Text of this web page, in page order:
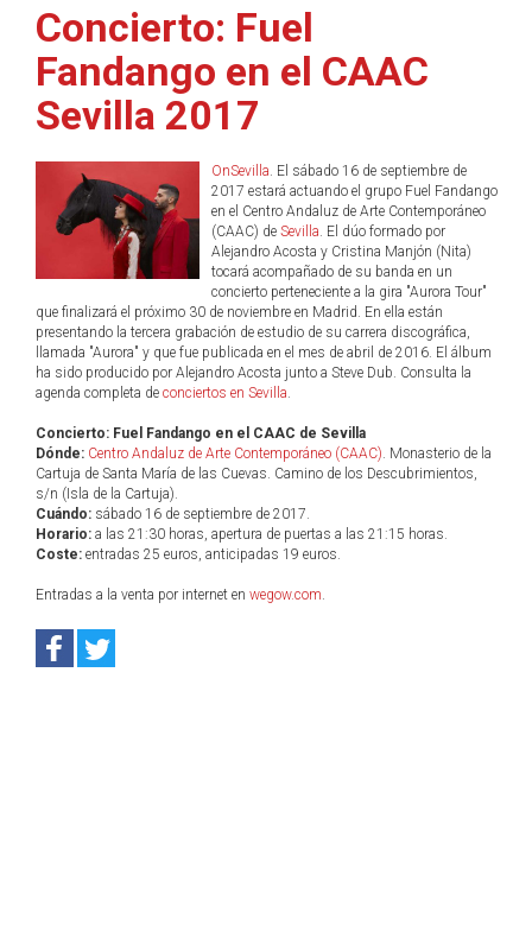
Concierto: Fuel
Fandango en el CAAC
Sevilla 2017
OnSevilla. El sábado 16 de septiembre de
2017 estará actuando el grupo Fuel Fandango
en el Centro Andaluz de Arte Contemporáneo
(CAAC) de Sevilla. El dúo formado por
Alejandro Acosta y Cristina Manjón (Nita)
tocará acompañado de su banda en un
concierto perteneciente a la gira "Aurora Tour"
que finalizará el próximo 30 de noviembre en Madrid. En ella están
presentando la tercera grabación de estudio de su carrera discográfica,
llamada "Aurora" y que fue publicada en el mes de abril de 2016. El álbum
ha sido producido por Alejandro Acosta junto a Steve Dub. Consulta la
agenda completa de conciertos en Sevilla.
Concierto: Fuel Fandango en el CAAC de Sevilla
Dónde: Centro Andaluz de Arte Contemporáneo (CAAC). Monasterio de la
Cartuja de Santa María de las Cuevas. Camino de los Descubrimientos,
s/n (Isla de la Cartuja).
Cuándo: sábado 16 de septiembre de 2017.
Horario: a las 21:30 horas, apertura de puertas a las 21:15 horas.
Coste: entradas 25 euros, anticipadas 19 euros.
Entradas a la venta por internet en wegow.com.